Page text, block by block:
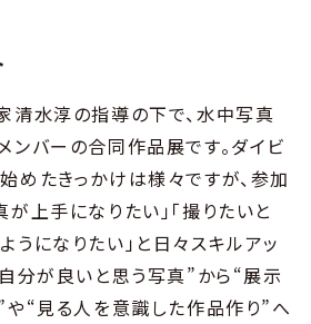
清水淳の指導の下で、水中写真
ンバーの合同作品展です。ダイビ
めたきっかけは様々ですが、参加
上手になりたい」「撮りたいと
うになりたい」と日々スキルアッ
分が良いと思う写真”から“展示
“見る人を意識した作品作り”へ